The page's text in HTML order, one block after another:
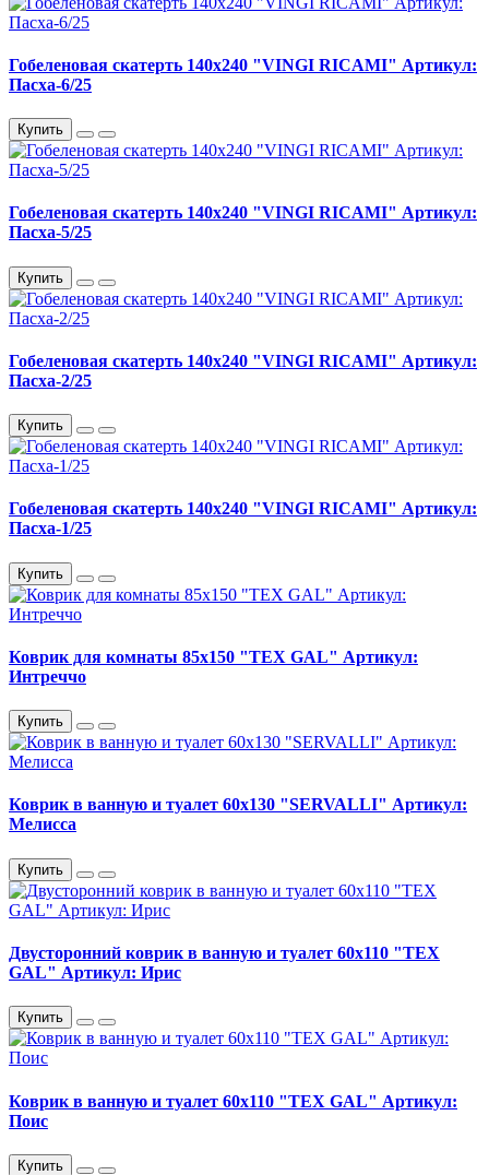
Гобеленовая скатерть 140х240 "VINGI RICAMI" Артикул:
Пасха-6/25
Купить
Гобеленовая скатерть 140х240 "VINGI RICAMI" Артикул:
Пасха-5/25
Купить
Гобеленовая скатерть 140х240 "VINGI RICAMI" Артикул:
Пасха-2/25
Купить
Гобеленовая скатерть 140х240 "VINGI RICAMI" Артикул:
Пасха-1/25
Купить
Коврик для комнаты 85х150 "TEX GAL" Артикул:
Интреччо
Купить
Коврик в ванную и туалет 60х130 "SERVALLI" Артикул:
Мелисса
Купить
Двусторонний коврик в ванную и туалет 60х110 "TEX
GAL" Артикул: Ирис
Купить
Коврик в ванную и туалет 60х110 "TEX GAL" Артикул:
Поис
Купить